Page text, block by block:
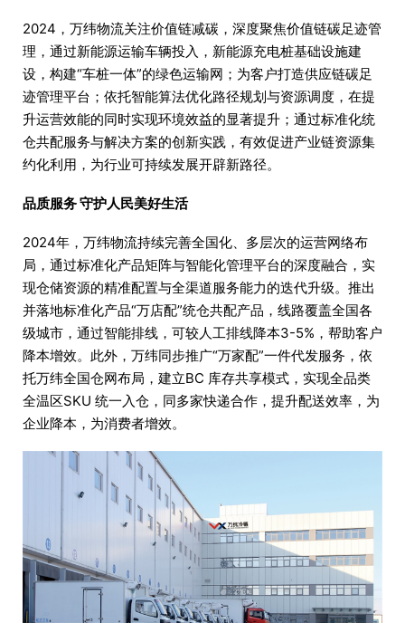
2024，万纬物流关注价值链减碳，深度聚焦价值链碳足迹管
理，通过新能源运输车辆投入，新能源充电桩基础设施建
设，构建“车桩一体”的绿色运输网；为客户打造供应链碳足
迹管理平台；依托智能算法优化路径规划与资源调度，在提
升运营效能的同时实现环境效益的显著提升；通过标准化统
仓共配服务与解决方案的创新实践，有效促进产业链资源集
约化利用，为行业可持续发展开辟新路径。
品质服务 守护人民美好生活
2024年，万纬物流持续完善全国化、多层次的运营网络布
局，通过标准化产品矩阵与智能化管理平台的深度融合，实
现仓储资源的精准配置与全渠道服务能力的迭代升级。推出
并落地标准化产品“万店配”统仓共配产品，线路覆盖全国各
级城市，通过智能排线，可较人工排线降本3-5%，帮助客户
降本增效。此外，万纬同步推广“万家配”一件代发服务，依
托万纬全国仓网布局，建立BC 库存共享模式，实现全品类
全温区SKU 统一入仓，同多家快递合作，提升配送效率，为
企业降本，为消费者增效。